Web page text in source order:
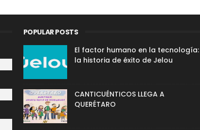
POPULAR POSTS
El factor humano en la tecnología:
la historia de éxito de Jelou
CANTICUÉNTICOS LLEGA A
QUERÉTARO